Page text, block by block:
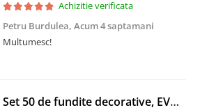
Achizitie verificata
Petru Burdulea, Acum 4 saptamani
Multumesc!
Set 50 de fundite decorative, EVNC, Blue Satin , potrivite pentru masini, scaune sau pahare, albastru